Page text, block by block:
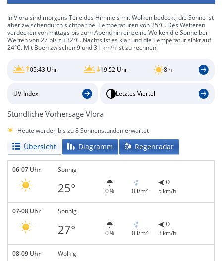
In Vlora sind morgens Teile des Himmels mit Wolken bedeckt, die Sonne ist
aber zwischendurch sichtbar bei Temperaturen von 25°C. Des Weiteren
verdecken von mittags bis zum Abend hin einzelne Wolken die Sonne bei
Werten von 27 bis zu 32°C. Nachts ist es klar und die Temperatur sinkt auf
24°C. Mit Böen zwischen 9 und 31 km/h ist zu rechnen.
05:43 Uhr 19:52 Uhr 8 h
UV-Index Letztes Viertel
Stündliche Vorhersage Vlora
Heute werden bis zu 8 Sonnenstunden erwartet
Übersicht Diagramm Regenradar
06-07 Uhr Sonnig
25° 0 % 0 l/m²
O
5 km/h
07-08 Uhr Sonnig
27° 0 % 0 l/m²
O
3 km/h
08-09 Uhr Wolkig